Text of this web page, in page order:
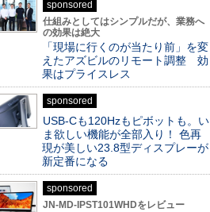
sponsored
仕組みとしてはシンプルだが、業務へ
の効果は絶大
「現場に行くのが当たり前」を変
えたアズビルのリモート調整 効
果はプライスレス
sponsored
USB-Cも120Hzもピボットも。い
ま欲しい機能が全部入り！ 色再
現が美しい23.8型ディスプレーが
新定番になる
sponsored
JN-MD-IPST101WHDをレビュー